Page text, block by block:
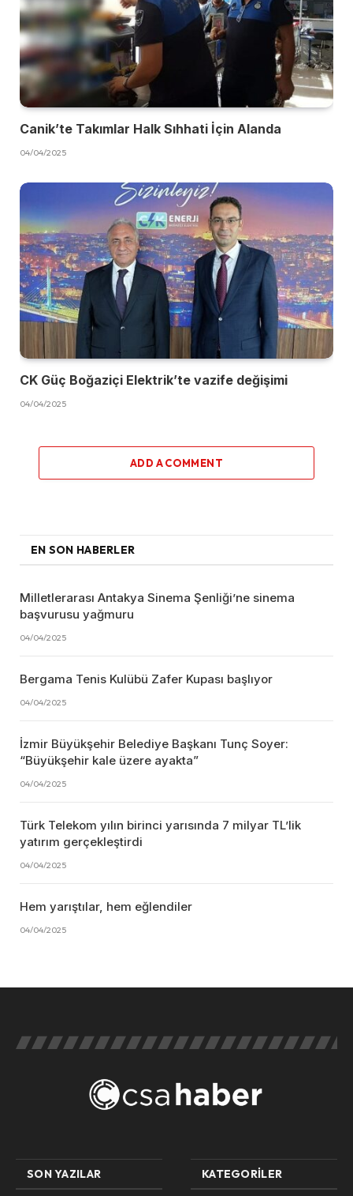
Canik’te Takımlar Halk Sıhhati İçin Alanda
04/04/2025
CK Güç Boğaziçi Elektrik’te vazife değişimi
04/04/2025
ADD A COMMENT
EN SON HABERLER
Milletlerarası Antakya Sinema Şenliği’ne sinema
başvurusu yağmuru
04/04/2025
Bergama Tenis Kulübü Zafer Kupası başlıyor
04/04/2025
İzmir Büyükşehir Belediye Başkanı Tunç Soyer:
“Büyükşehir kale üzere ayakta”
04/04/2025
Türk Telekom yılın birinci yarısında 7 milyar TL’lik
yatırım gerçekleştirdi
04/04/2025
Hem yarıştılar, hem eğlendiler
04/04/2025
SON YAZILAR KATEGORILER